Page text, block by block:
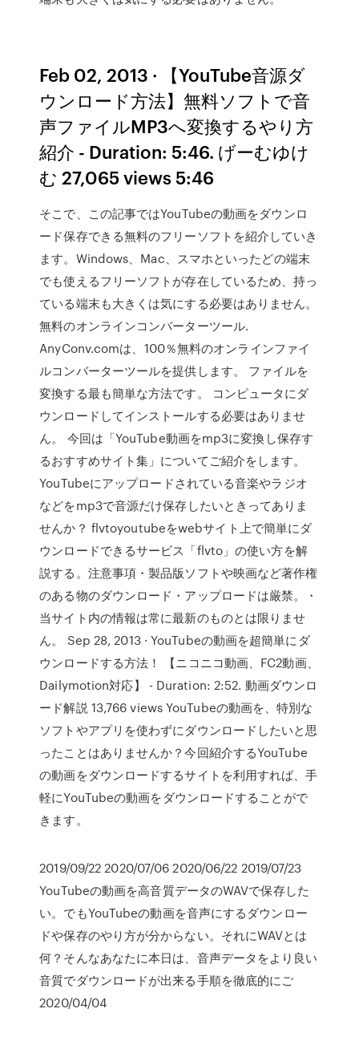
Feb 02, 2013 · 【YouTube音源ダ
ウンロード方法】無料ソフトで音
声ファイルMP3へ変換するやり方
紹介 - Duration: 5:46. げーむゆけ
む 27,065 views 5:46
そこで、この記事ではYouTubeの動画をダウンロ
ード保存できる無料のフリーソフトを紹介していき
ます。Windows、Mac、スマホといったどの端末
でも使えるフリーソフトが存在しているため、持っ
ている端末も大きくは気にする必要はありません。
無料のオンラインコンバーターツール.
AnyConv.comは、100％無料のオンラインファイ
ルコンバーターツールを提供します。 ファイルを
変換する最も簡単な方法です。 コンピュータにダ
ウンロードしてインストールする必要はありませ
ん。 今回は「YouTube動画をmp3に変換し保存す
るおすすめサイト集」についてご紹介をします。
YouTubeにアップロードされている音楽やラジオ
などをmp3で音源だけ保存したいときってありま
せんか？ flvtoyoutubeをwebサイト上で簡単にダ
ウンロードできるサービス「flvto」の使い方を解
説する。注意事項・製品版ソフトや映画など著作権
のある物のダウンロード・アップロードは厳禁。・
当サイト内の情報は常に最新のものとは限りませ
ん。 Sep 28, 2013 · YouTubeの動画を超簡単にダ
ウンロードする方法！ 【ニコニコ動画、FC2動画、
Dailymotion対応】 - Duration: 2:52. 動画ダウンロ
ード解説 13,766 views YouTubeの動画を、特別な
ソフトやアプリを使わずにダウンロードしたいと思
ったことはありませんか？今回紹介するYouTube
の動画をダウンロードするサイトを利用すれば、手
軽にYouTubeの動画をダウンロードすることがで
きます。
2019/09/22 2020/07/06 2020/06/22 2019/07/23
YouTubeの動画を高音質データのWAVで保存した
い。でもYouTubeの動画を音声にするダウンロー
ドや保存のやり方が分からない。それにWAVとは
何？そんなあなたに本日は、音声データをより良い
音質でダウンロードが出来る手順を徹底的にご
2020/04/04